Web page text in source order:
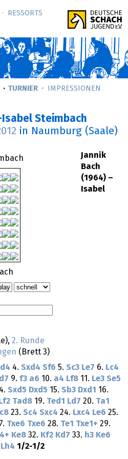
RESSORTS
TURNIER IMPRESSIONEN
Steimbach
in Naumburg (Saale)
Jannik
Bach
(1964) –
Isabel
2. Runde
(Brett 3)
4. Sxd4 Sf6 5. Sc3 Le7 6. Lc4
9. f3 a6 10. a4 Lf8 11. Le3 Se5
Sxd5 Dxd5 15. Sb3 Dxd1 16.
Tad8 19. Ted1 Ld7 20. Ta1
23. Sc4 Sxc4 24. Lxc4 Le6 25.
Txe6 Txe6 28. Te1 Txe1+ 29.
Ke8 32. Kf2 Kd7 33. h3 Ke6
Lh4 1/2-1/2